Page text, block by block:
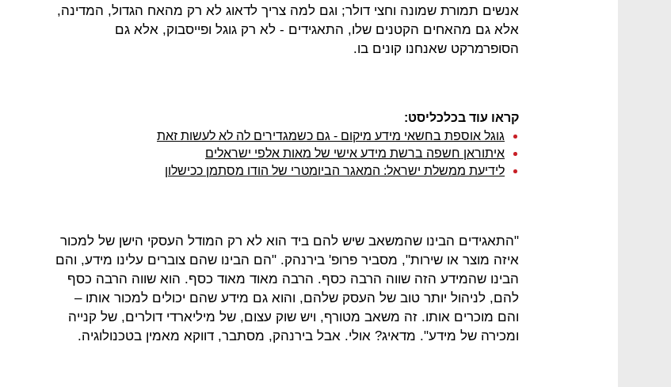
אנשים תמורת שמונה וחצי דולר; וגם למה צריך לדאוג לא רק מהאח הגדול, המדינה,
אלא גם מהאחים הקטנים שלו, התאגידים - לא רק גוגל ופייסבוק, אלא גם
הסופרמרקט שאנחנו קונים בו.
קראו עוד בכלכליסט:
גוגל אוספת בחשאי מידע מיקום - גם כשמגדירים לה לא לעשות זאת
איתוראן חשפה ברשת מידע אישי של מאות אלפי ישראלים
לידיעת ממשלת ישראל: המאגר הביומטרי של הודו מסתמן ככישלון
"התאגידים הבינו שהמשאב שיש להם ביד הוא לא רק המודל העסקי הישן של למכור
איזה מוצר או שירות", מסביר פרופ' בירנהק. "הם הבינו שהם צוברים עלינו מידע, והם
הבינו שהמידע הזה שווה הרבה כסף. הרבה מאוד מאוד כסף. הוא שווה הרבה כסף
להם, לניהול יותר טוב של העסק שלהם, והוא גם מידע שהם יכולים למכור אותו –
והם מוכרים אותו. זה משאב מטורף, ויש שוק עצום, של מיליארדי דולרים, של קנייה
ומכירה של מידע". מדאיג? אולי. אבל בירנהק, מסתבר, דווקא מאמין בטכנולוגיה.